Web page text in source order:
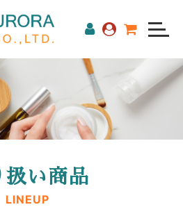
扱い商品
LINEUP